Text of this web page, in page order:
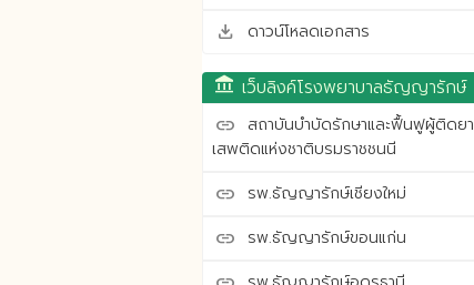
save_alt ดาวน์โหลดเอกสาร
account_balance เว็บลิงค์โรงพยาบาลธัญญารักษ์
link
สถาบันบำบัดรักษาและฟื้นฟูผู้ติดยา
เสพติดแห่งชาติบรมราชชนนี
link รพ.ธัญญารักษ์เชียงใหม่
link รพ.ธัญญารักษ์ขอนแก่น